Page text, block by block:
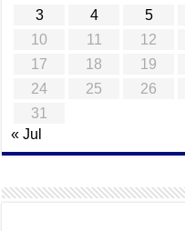
3
4 5
10
11 12
17
18 19
24
25 26
31
« Jul